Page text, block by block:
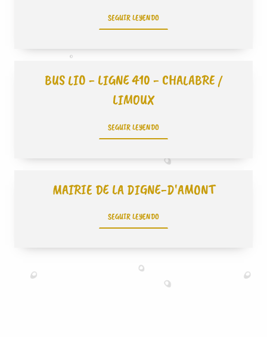
SEGUIR LEYENDO
BUS LIO - LIGNE 410 - CHALABRE /
LIMOUX
SEGUIR LEYENDO
MAIRIE DE LA DIGNE-D'AMONT
SEGUIR LEYENDO